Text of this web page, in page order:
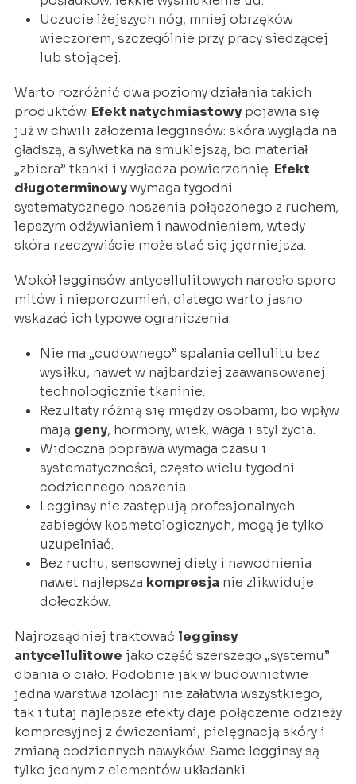
Uczucie lżejszych nóg, mniej obrzęków
wieczorem, szczególnie przy pracy siedzącej
lub stojącej.
Warto rozróżnić dwa poziomy działania takich
produktów. Efekt natychmiastowypojawia się
już w chwili założenia legginsów: skóra wygląda na
gładszą, a sylwetka na smuklejszą, bo materiał
„zbiera” tkanki i wygładza powierzchnię. Efekt
długoterminowywymaga tygodni
systematycznego noszenia połączonego z ruchem,
lepszym odżywianiem i nawodnieniem, wtedy
skóra rzeczywiście może stać się jędrniejsza.
Wokół legginsów antycellulitowych narosło sporo
mitów i nieporozumień, dlatego warto jasno
wskazać ich typowe ograniczenia:
Nie ma „cudownego” spalania cellulitu bez
wysiłku, nawet w najbardziej zaawansowanej
technologicznie tkaninie.
Rezultaty różnią się między osobami, bo wpływ
mają geny, hormony, wiek, waga i styl życia.
Widoczna poprawa wymaga czasu i
systematyczności, często wielu tygodni
codziennego noszenia.
Legginsy nie zastępują profesjonalnych
zabiegów kosmetologicznych, mogą je tylko
uzupełniać.
Bez ruchu, sensownej diety i nawodnienia
nawet najlepsza kompresja nie zlikwiduje
dołeczków.
Najrozsądniej traktować legginsy
antycellulitowe jako część szerszego „systemu”
dbania o ciało. Podobnie jak w budownictwie
jedna warstwa izolacji nie załatwia wszystkiego,
tak i tutaj najlepsze efekty daje połączenie odzieży
kompresyjnej z ćwiczeniami, pielęgnacją skóry i
zmianą codziennych nawyków. Same legginsy są
tylko jednym z elementów układanki.